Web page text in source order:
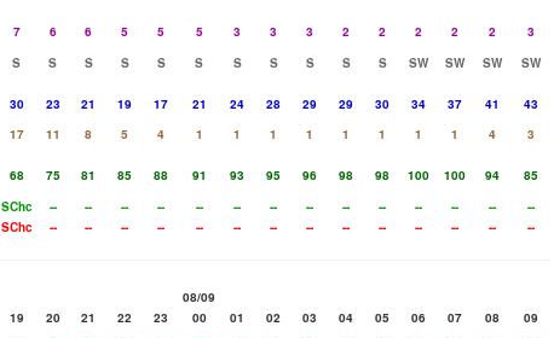
7 6 6 5 5 5 3 3 3 2 2 2 2 2
3
S S S S S S S S S S S SW SW SW
SW
30 23 21 19 17 21 24 28 29 29 30 34 37 41
43
17 11 8 5 4 1 1 1 1 1 1 1 1 4
3
68 75 81 85 88 91 93 95 96 98 98 100 100 94
85
SChc -- -- -- -- -- -- -- -- -- -- -- -- --
--
SChc -- -- -- -- -- -- -- -- -- -- -- -- -- --
08/09
19 20 21 22 23 00 01 02 03 04 05 06 07 08
09